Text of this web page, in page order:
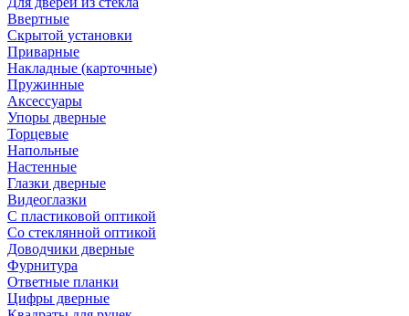
Ввертные
Скрытой установки
Приварные
Накладные (карточные)
Пружинные
Аксессуары
Упоры дверные
Торцевые
Напольные
Настенные
Глазки дверные
Видеоглазки
С пластиковой оптикой
Со стеклянной оптикой
Доводчики дверные
Фурнитура
Ответные планки
Цифры дверные